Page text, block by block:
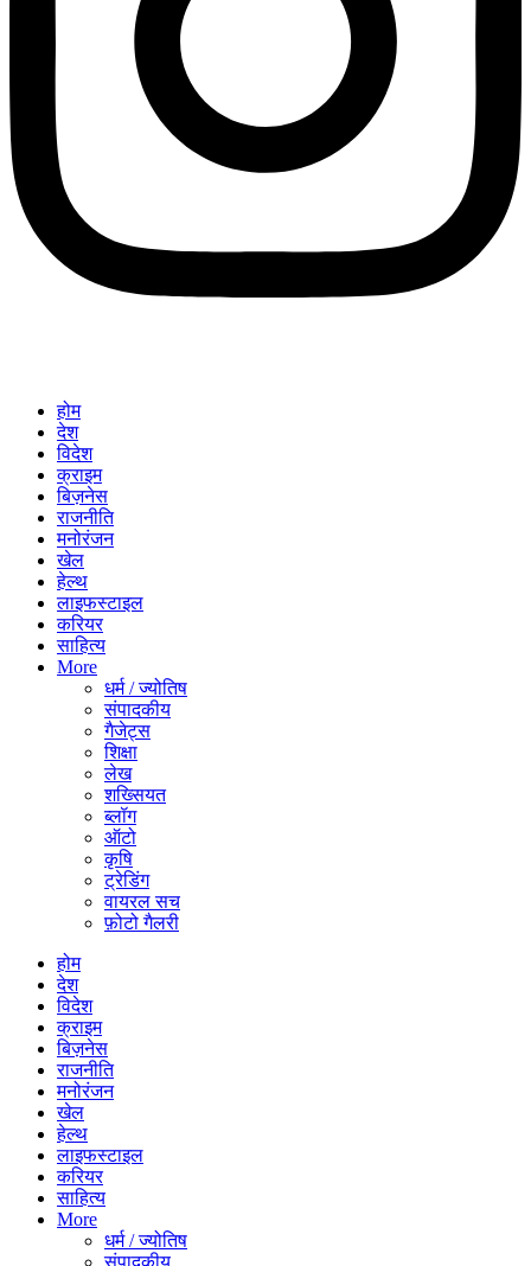
होम
देश
विदेश
क्राइम
बिज़नेस
राजनीति
मनोरंजन
खेल
हेल्थ
लाइफस्टाइल
करियर
साहित्य
More
धर्म / ज्योतिष
संपादकीय
गैजेट्स
शिक्षा
लेख
शख्सियत
ब्लॉग
ऑटो
कृषि
ट्रेडिंग
वायरल सच
फ़ोटो गैलरी
होम
देश
विदेश
क्राइम
बिज़नेस
राजनीति
मनोरंजन
खेल
हेल्थ
लाइफस्टाइल
करियर
साहित्य
More
धर्म / ज्योतिष
संपादकीय